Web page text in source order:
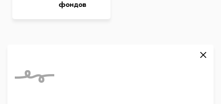
фондов